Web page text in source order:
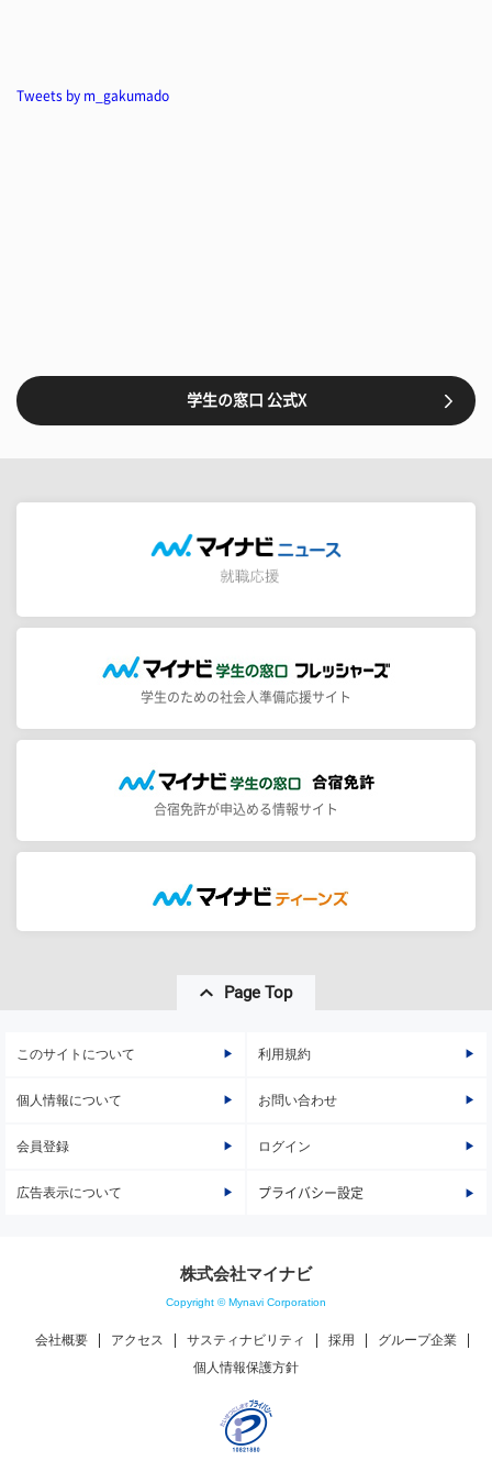
Tweets by m_gakumado
学生の窓口 公式X
学生のための社会人準備応援サイト
合宿免許が申込める情報サイト
Page Top
このサイトについて 利用規約
個人情報について お問い合わせ
会員登録 ログイン
広告表示について プライバシー設定
株式会社マイナビ
Copyright © Mynavi Corporation
会社概要 アクセス サスティナビリティ 採用
グループ企業
個人情報保護方針